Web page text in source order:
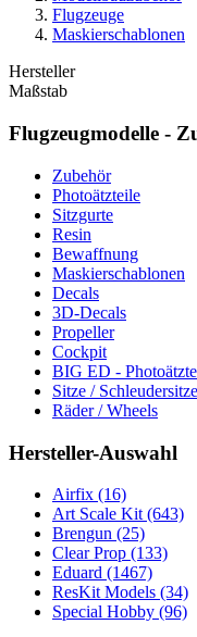
Flugzeuge
Maskierschablonen
Hersteller
Maßstab
Flugzeugmodelle -
Zubehör
Photoätzteile
Sitzgurte
Resin
Bewaffnung
Maskierschablonen
Decals
3D-Decals
Propeller
Cockpit
BIG ED -
Sitze / Schleudersitze
Räder / Wheels
Hersteller-Auswahl
Airfix (16)
Art Scale Kit (643)
Brengun (25)
Clear Prop (133)
Eduard (1467)
ResKit Models (34)
Special Hobby (96)